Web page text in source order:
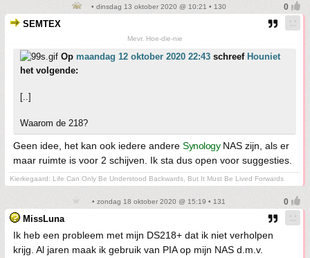
• dinsdag 13 oktober 2020 @ 10:21 • 130
SEMTEX
Mevr. Hoe-die-nie
Op maandag 12 oktober 2020 22:43 schreef Houniet
het volgende:
[..]
Waarom de 218?
Geen idee, het kan ook iedere andere SynologyNAS zijn, als er
maar ruimte is voor 2 schijven. Ik sta dus open voor suggesties.
Kierkegaard: Life Can Only Be Understood Backwards, But It Must Be Lived Forwards
• zondag 18 oktober 2020 @ 15:19 • 131
MissLuna
Ik heb een probleem met mijn DS218+ dat ik niet verholpen
krijg. Al jaren maak ik gebruik van PIA op mijn NAS d.m.v.